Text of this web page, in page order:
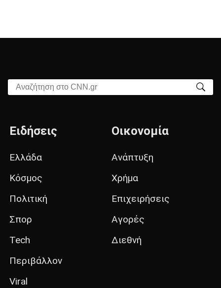
Αναζήτηση στο CNN.gr
Ειδήσεις
Ελλάδα
Κόσμος
Πολιτική
Σπορ
Tech
Περιβάλλον
Viral
Οικονομία
Ανάπτυξη
Χρήμα
Επιχειρήσεις
Αγορές
Διεθνή